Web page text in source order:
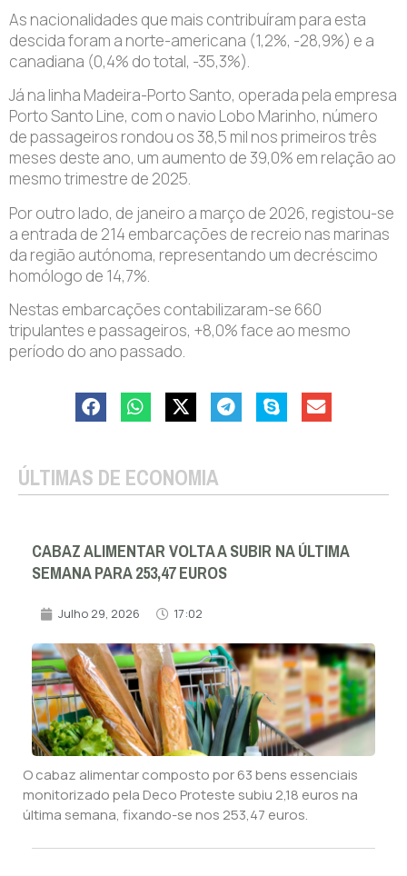
As nacionalidades que mais contribuíram para esta
descida foram a norte-americana (1,2%, -28,9%) e a
canadiana (0,4% do total, -35,3%).
Já na linha Madeira-Porto Santo, operada pela empresa
Porto Santo Line, com o navio Lobo Marinho, número
de passageiros rondou os 38,5 mil nos primeiros três
meses deste ano, um aumento de 39,0% em relação ao
mesmo trimestre de 2025.
Por outro lado, de janeiro a março de 2026, registou-se
a entrada de 214 embarcações de recreio nas marinas
da região autónoma, representando um decréscimo
homólogo de 14,7%.
Nestas embarcações contabilizaram-se 660
tripulantes e passageiros, +8,0% face ao mesmo
período do ano passado.
ÚLTIMAS DE ECONOMIA
CABAZ ALIMENTAR VOLTA A SUBIR NA ÚLTIMA
SEMANA PARA 253,47 EUROS
Julho 29, 2026 17:02
O cabaz alimentar composto por 63 bens essenciais
monitorizado pela Deco Proteste subiu 2,18 euros na
última semana, fixando-se nos 253,47 euros.